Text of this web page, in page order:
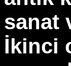
sanat
İkinci